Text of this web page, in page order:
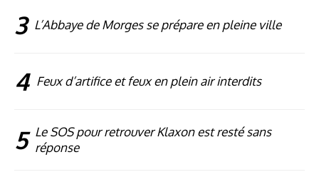
3 L’Abbaye de Morges se prépare en pleine ville
4 Feux d’artifice et feux en plein air interdits
5 Le SOS pour retrouver Klaxon est resté sans
réponse